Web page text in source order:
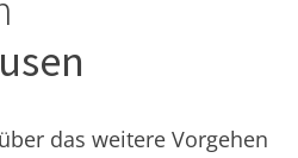
das weitere Vorgehen